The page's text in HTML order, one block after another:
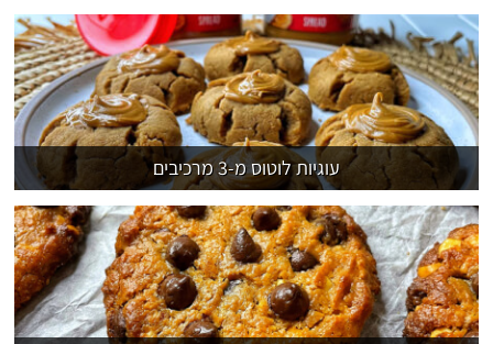
עוגיות לוטוס מ-3 מרכיבים